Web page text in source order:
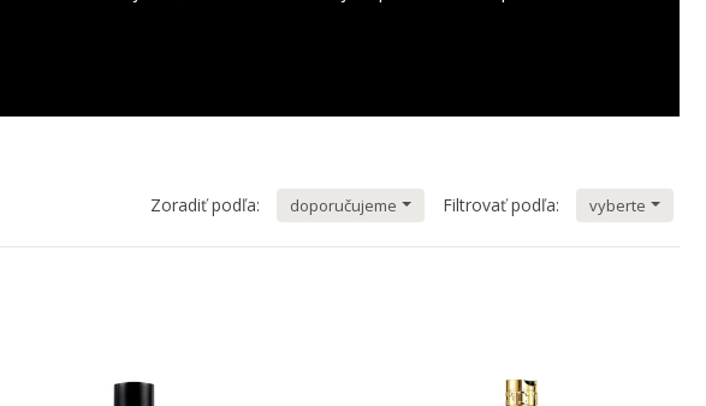
Zoradiť podľa: doporučujeme Filtrovať podľa: vyberte